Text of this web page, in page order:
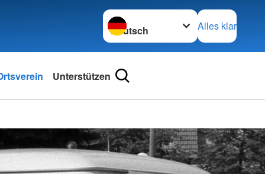
Sprache wechseln zu
Alles klar
Unterstützen